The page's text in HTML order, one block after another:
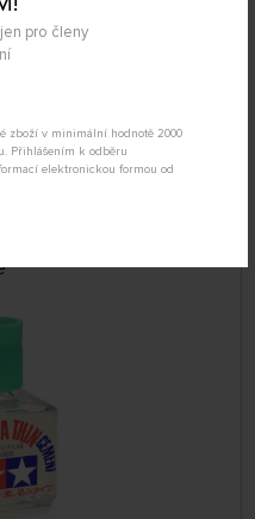
pro členy
zboží v minimální hodnotě 2000
Přihlášením k odběru
elektronickou formou od
KOUPIT
být u Vás